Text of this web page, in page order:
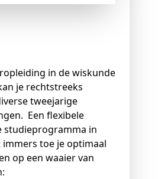
in de wiskunde
je rechtstreeks
tweejarige
Een flexibele
studieprogramma in
immers toe je optimaal
op een waaier van